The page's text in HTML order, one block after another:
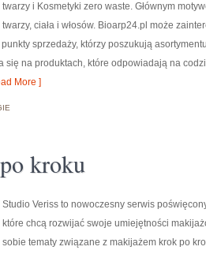
twarzy i Kosmetyki zero waste. Głównym
twarzy, ciała i włosów. Bioarp24.pl może
sprzedaży, którzy poszukują
się na produktach, które odpowiadają na
More ]
kroku
Studio Veriss to nowoczesny serwis
które chcą rozwijać swoje umiejętności
sobie tematy związane z makijażem krok po